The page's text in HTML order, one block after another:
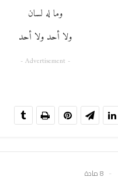
وما له لسان
ولا أحد ولا أحد
- Advertisement -
8 مادة